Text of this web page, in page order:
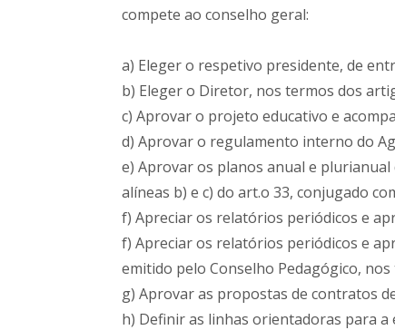
compete ao conselho geral:
a) Eleger o respetivo presidente, de
b) Eleger o Diretor, nos termos dos
c) Aprovar o projeto educativo e
d) Aprovar o regulamento interno do
e) Aprovar os planos anual e
alíneas b) e c) do art.o 33, conjugado
f) Apreciar os relatórios periódicos e
f) Apreciar os relatórios periódicos e
emitido pelo Conselho Pedagógico,
g) Aprovar as propostas de contratos
h) Definir as linhas orientadoras para a